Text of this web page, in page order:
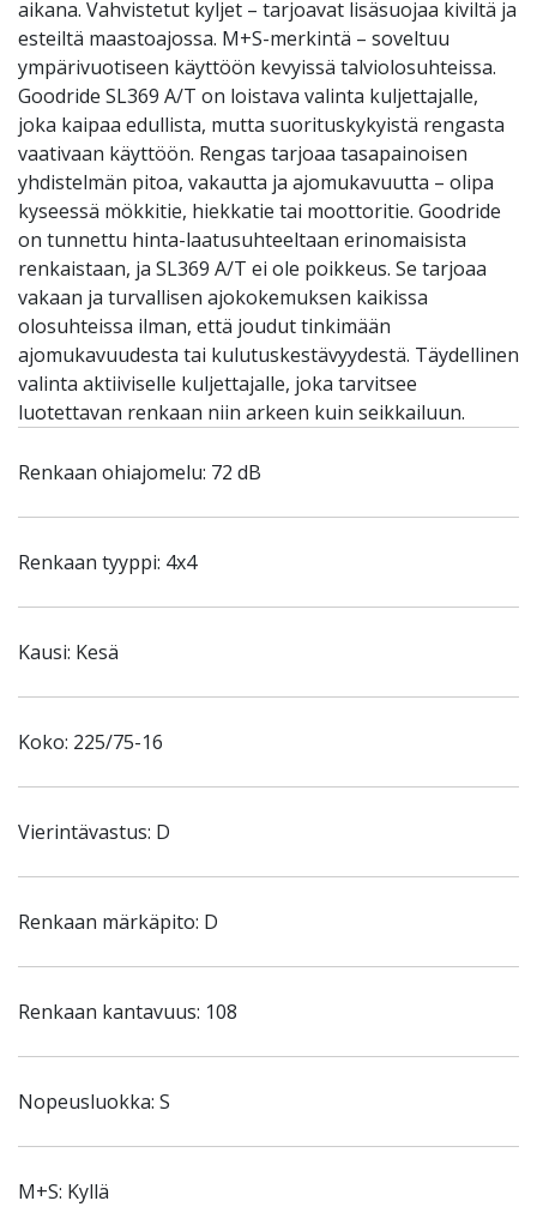
aikana. Vahvistetut kyljet – tarjoavat lisäsuojaa kiviltä ja
esteiltä maastoajossa. M+S-merkintä – soveltuu
ympärivuotiseen käyttöön kevyissä talviolosuhteissa.
Goodride SL369 A/T on loistava valinta kuljettajalle,
joka kaipaa edullista, mutta suorituskykyistä rengasta
vaativaan käyttöön. Rengas tarjoaa tasapainoisen
yhdistelmän pitoa, vakautta ja ajomukavuutta – olipa
kyseessä mökkitie, hiekkatie tai moottoritie. Goodride
on tunnettu hinta-laatusuhteeltaan erinomaisista
renkaistaan, ja SL369 A/T ei ole poikkeus. Se tarjoaa
vakaan ja turvallisen ajokokemuksen kaikissa
olosuhteissa ilman, että joudut tinkimään
ajomukavuudesta tai kulutuskestävyydestä. Täydellinen
valinta aktiiviselle kuljettajalle, joka tarvitsee
luotettavan renkaan niin arkeen kuin seikkailuun.
Renkaan ohiajomelu: 72 dB
Renkaan tyyppi: 4x4
Kausi: Kesä
Koko: 225/75-16
Vierintävastus: D
Renkaan märkäpito: D
Renkaan kantavuus: 108
Nopeusluokka: S
M+S: Kyllä